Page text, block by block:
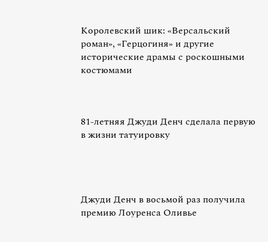
Королевский шик: «Версальский
роман», «Герцогиня» и другие
исторические драмы с роскошными
костюмами
81-летняя Джуди Денч сделала первую
в жизни татуировку
Джуди Денч в восьмой раз получила
премию Лоуренса Оливье